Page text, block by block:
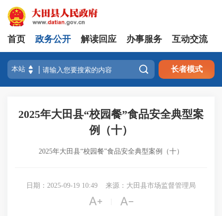
首页 政务公开 解读回应 办事服务 互动交流
 长者模式
2025年大田县“校园餐”食品安全典型案
例（十）
2025年大田县“校园餐”食品安全典型案例（十）
日期：2025-09-19 10:49 来源：大田县市场监督管理局
 